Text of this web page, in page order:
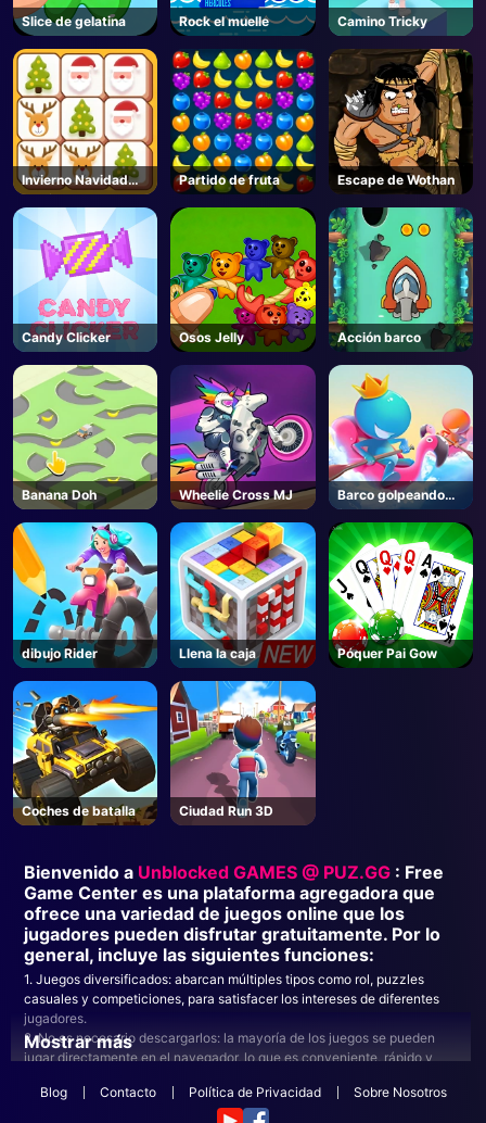
Slice de gelatina Rock el muelle Camino Tricky
Invierno Navidad
Mahjong
Partido de fruta Escape de Wothan
Candy Clicker Osos Jelly Acción barco
Banana Doh Wheelie Cross MJ
Barco golpeando
fuera
dibujo Rider Llena la caja Póquer Pai Gow
Coches de batalla Ciudad Run 3D
Bienvenido a Unblocked GAMES @ PUZ.GG : Free
Game Center es una plataforma agregadora que
ofrece una variedad de juegos online que los
jugadores pueden disfrutar gratuitamente. Por lo
general, incluye las siguientes funciones:
1. Juegos diversificados: abarcan múltiples tipos como rol, puzzles
casuales y competiciones, para satisfacer los intereses de diferentes
jugadores.
2. No es necesario descargarlos: la mayoría de los juegos se pueden
jugar directamente en el navegador, lo que es conveniente, rápido y
3. Funciones sociales: muchas plataformas ofrecen funciones de
interacción social; los jugadores pueden jugar con amigos o
Mostrar más
Blog Contacto Política de Privacidad Sobre Nosotros